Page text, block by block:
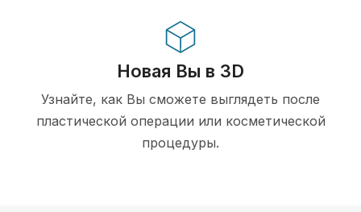
Новая Вы в 3D
Узнайте, как Вы сможете выглядеть после
пластической операции или косметической
процедуры.